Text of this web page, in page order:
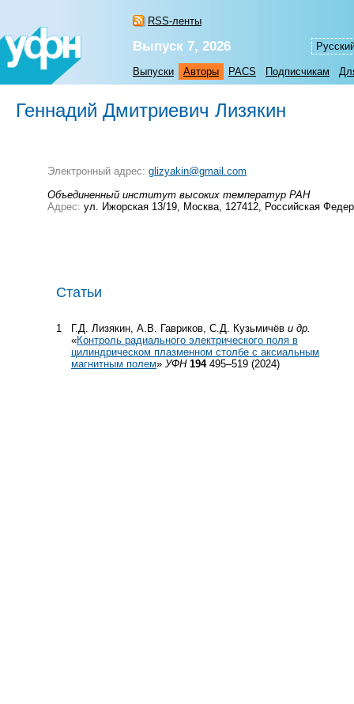
RSS-ленты
Выпуск 7, 2026
Выпуски Авторы PACS Подписчикам
Геннадий Дмитриевич Лизякин
Электронный адрес: glizyakin@gmail.com
Объединенный институт высоких температур РАН
Адрес: ул. Ижорская 13/19, Москва, 127412, Российская
Статьи
1 Г.Д. Лизякин, А.В. Гавриков, С.Д. Кузьмичёв и др.
«Контроль радиального электрического поля в
цилиндрическом плазменном столбе с аксиальным
магнитным полем» УФН 194495–519 (2024)